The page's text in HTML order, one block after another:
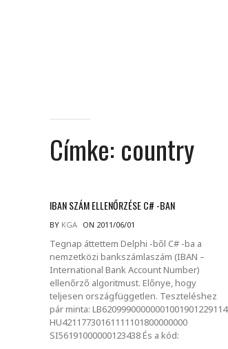
Címke: country
IBAN SZÁM ELLENŐRZÉSE C# -BAN
BY KGA ON 2011/06/01
Tegnap áttettem Delphi -ből C# -ba a
nemzetközi bankszámlaszám (IBAN –
International Bank Account Number)
ellenőrző algoritmust. Előnye, hogy
teljesen országfüggetlen. Teszteléshez
pár minta: LB62099900000001001901229114
HU42117730161111101800000000
SI56191000000123438 És a kód: